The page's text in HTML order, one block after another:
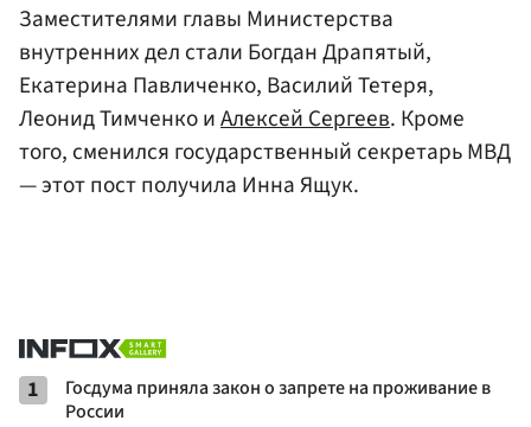
Заместителями главы Министерства
внутренних дел стали Богдан Драпятый,
Екатерина Павличенко, Василий Тетеря,
Леонид Тимченко иАлексей Сергеев. Кроме
того, сменился государственный секретарь МВД
— этот пост получила Инна Ящук.
1
Госдума приняла закон о запрете на проживание в
России